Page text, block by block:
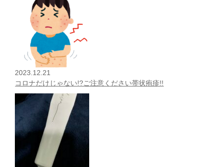
2023.12.21
コロナだけじゃない!?ご注意ください帯状疱疹!!